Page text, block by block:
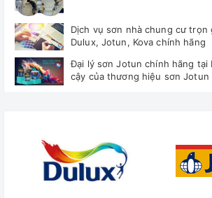
Dịch vụ sơn nhà chung cư trọn
Dulux, Jotun, Kova chính hãng
Đại lý sơn Jotun chính hãng tại
cậy của thương hiệu sơn Jotun